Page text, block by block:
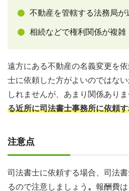
不動産を管轄する法務局が
相続などで権利関係が複雑
遠方にある不動産の名義変更を
士に依頼した方がよいのではな
しれませんが、あまり関係ありま
る近所に司法書士事務所に依頼
注意点
司法書士に依頼する場合、司法
るので注意しましょう 。 報酬費